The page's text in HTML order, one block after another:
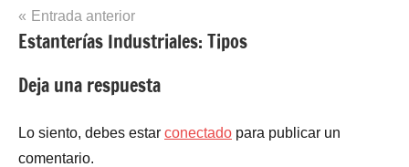
Navegación
de
entradas
Entrada anterior
Estanterías Industriales: Tipos
Deja una respuesta
Lo siento, debes estar conectado para publicar un
comentario.